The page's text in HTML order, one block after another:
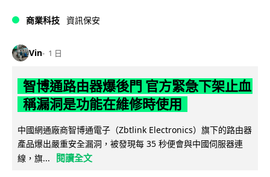
商業科技 資訊保安
Vin 1 日
智博通路由器爆後門 官方緊急下架止血
稱漏洞是功能在維修時使用
中國網通廠商智博通電子（Zbtlink Electronics）旗下的路由器
產品爆出嚴重安全漏洞，被發現每 35 秒便會與中國伺服器連
線，旗...
閱讀全文